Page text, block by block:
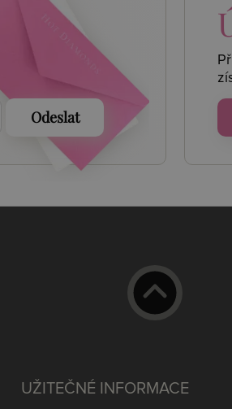
Odeslat
UŽITEČNÉ INFORMACE